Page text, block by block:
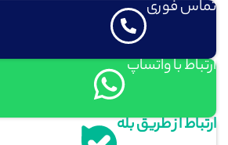
ارتباط از طریق بله
ارتباط با واتساپ
تماس فوری